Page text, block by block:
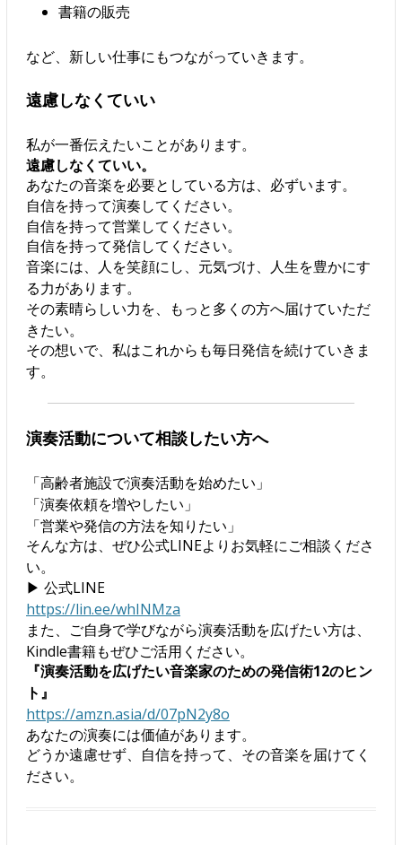
書籍の販売
など、新しい仕事にもつながっていきます。
遠慮しなくていい
私が一番伝えたいことがあります。
遠慮しなくていい。
あなたの音楽を必要としている方は、必ずいます。
自信を持って演奏してください。
自信を持って営業してください。
自信を持って発信してください。
音楽には、人を笑顔にし、元気づけ、人生を豊かにす
る力があります。
その素晴らしい力を、もっと多くの方へ届けていただ
きたい。
その想いで、私はこれからも毎日発信を続けていきま
す。
演奏活動について相談したい方へ
「高齢者施設で演奏活動を始めたい」
「演奏依頼を増やしたい」
「営業や発信の方法を知りたい」
そんな方は、ぜひ公式LINEよりお気軽にご相談くださ
い。
▶ 公式LINE
https://lin.ee/whINMza
また、ご自身で学びながら演奏活動を広げたい方は、
Kindle書籍もぜひご活用ください。
『演奏活動を広げたい音楽家のための発信術12のヒン
ト』
https://amzn.asia/d/07pN2y8o
あなたの演奏には価値があります。
どうか遠慮せず、自信を持って、その音楽を届けてく
ださい。